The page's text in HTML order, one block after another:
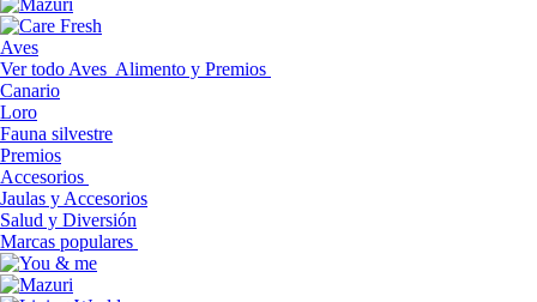
Aves
Ver todo Aves Alimento y Premios
Canario
Loro
Fauna silvestre
Premios
Accesorios
Jaulas y Accesorios
Salud y Diversión
Marcas populares